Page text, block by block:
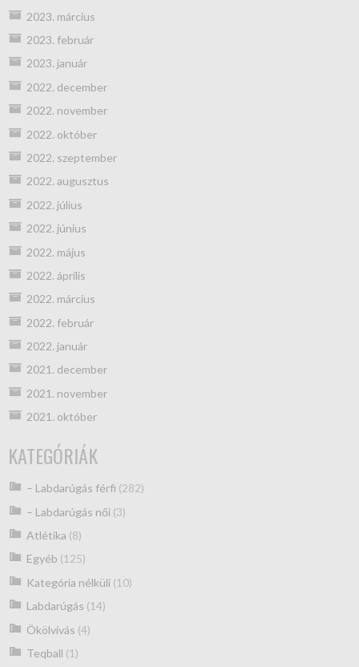
2023. március
2023. február
2023. január
2022. december
2022. november
2022. október
2022. szeptember
2022. augusztus
2022. július
2022. június
2022. május
2022. április
2022. március
2022. február
2022. január
2021. december
2021. november
2021. október
KATEGÓRIÁK
– Labdarúgás férfi (282)
– Labdarúgás női(3)
Atlétika (8)
Egyéb (125)
Kategória nélküli(10)
Labdarúgás (14)
Ökölvívás (4)
Teqball (1)